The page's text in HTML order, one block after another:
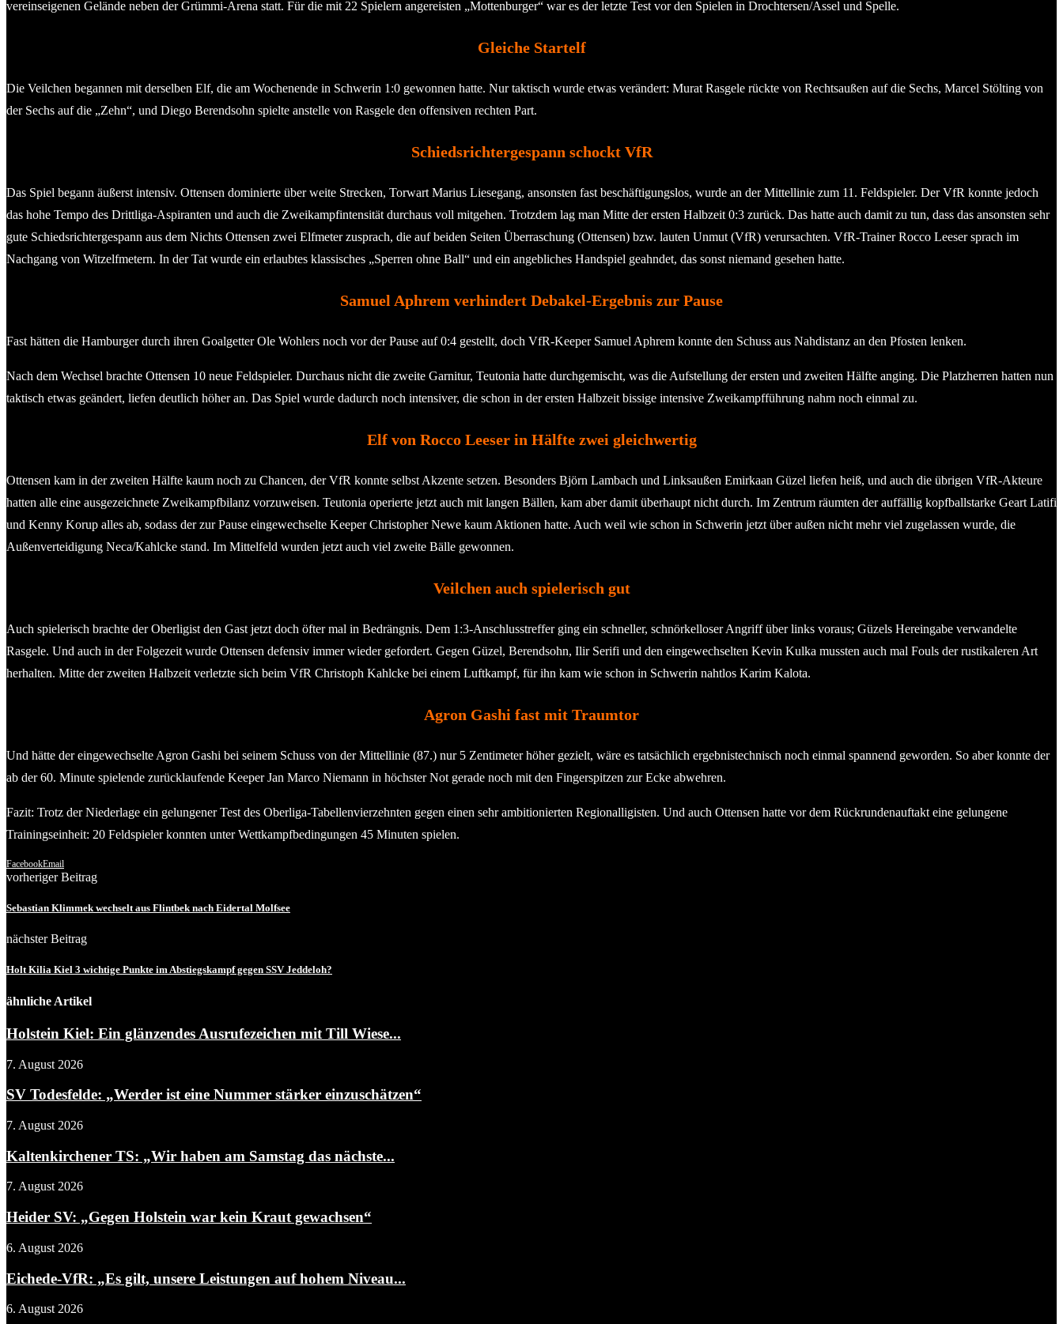
vereinseigenen Gelände neben der Grümmi-Arena statt. Für die mit 22 Spielern angereisten „Mottenburger“ war es der letzte Test vor den Spielen in Drochtersen/Assel und Spelle.
Gleiche Startelf
Die Veilchen begannen mit derselben Elf, die am Wochenende in Schwerin 1:0 gewonnen hatte. Nur taktisch wurde etwas verändert: Murat Rasgele rückte von Rechtsaußen auf die Sechs, Marcel Stölting von
der Sechs auf die „Zehn“, und Diego Berendsohn spielte anstelle von Rasgele den offensiven rechten Part.
Schiedsrichtergespann schockt VfR
Das Spiel begann äußerst intensiv. Ottensen dominierte über weite Strecken, Torwart Marius Liesegang, ansonsten fast beschäftigungslos, wurde an der Mittellinie zum 11. Feldspieler. Der VfR konnte jedoch
das hohe Tempo des Drittliga-Aspiranten und auch die Zweikampfintensität durchaus voll mitgehen. Trotzdem lag man Mitte der ersten Halbzeit 0:3 zurück. Das hatte auch damit zu tun, dass das ansonsten sehr
gute Schiedsrichtergespann aus dem Nichts Ottensen zwei Elfmeter zusprach, die auf beiden Seiten Überraschung (Ottensen) bzw. lauten Unmut (VfR) verursachten. VfR-Trainer Rocco Leeser sprach im
Nachgang von Witzelfmetern. In der Tat wurde ein erlaubtes klassisches „Sperren ohne Ball“ und ein angebliches Handspiel geahndet, das sonst niemand gesehen hatte.
Samuel Aphrem verhindert Debakel-Ergebnis zur Pause
Fast hätten die Hamburger durch ihren Goalgetter Ole Wohlers noch vor der Pause auf 0:4 gestellt, doch VfR-Keeper Samuel Aphrem konnte den Schuss aus Nahdistanz an den Pfosten lenken.
Nach dem Wechsel brachte Ottensen 10 neue Feldspieler. Durchaus nicht die zweite Garnitur, Teutonia hatte durchgemischt, was die Aufstellung der ersten und zweiten Hälfte anging. Die Platzherren hatten nun
taktisch etwas geändert, liefen deutlich höher an. Das Spiel wurde dadurch noch intensiver, die schon in der ersten Halbzeit bissige intensive Zweikampfführung nahm noch einmal zu.
Elf von Rocco Leeser in Hälfte zwei gleichwertig
Ottensen kam in der zweiten Hälfte kaum noch zu Chancen, der VfR konnte selbst Akzente setzen. Besonders Björn Lambach und Linksaußen Emirkaan Güzel liefen heiß, und auch die übrigen VfR-Akteure
hatten alle eine ausgezeichnete Zweikampfbilanz vorzuweisen. Teutonia operierte jetzt auch mit langen Bällen, kam aber damit überhaupt nicht durch. Im Zentrum räumten der auffällig kopfballstarke Geart Latifi
und Kenny Korup alles ab, sodass der zur Pause eingewechselte Keeper Christopher Newe kaum Aktionen hatte. Auch weil wie schon in Schwerin jetzt über außen nicht mehr viel zugelassen wurde, die
Außenverteidigung Neca/Kahlcke stand. Im Mittelfeld wurden jetzt auch viel zweite Bälle gewonnen.
Veilchen auch spielerisch gut
Auch spielerisch brachte der Oberligist den Gast jetzt doch öfter mal in Bedrängnis. Dem 1:3-Anschlusstreffer ging ein schneller, schnörkelloser Angriff über links voraus; Güzels Hereingabe verwandelte
Rasgele. Und auch in der Folgezeit wurde Ottensen defensiv immer wieder gefordert. Gegen Güzel, Berendsohn, Ilir Serifi und den eingewechselten Kevin Kulka mussten auch mal Fouls der rustikaleren Art
herhalten. Mitte der zweiten Halbzeit verletzte sich beim VfR Christoph Kahlcke bei einem Luftkampf, für ihn kam wie schon in Schwerin nahtlos Karim Kalota.
Agron Gashi fast mit Traumtor
Und hätte der eingewechselte Agron Gashi bei seinem Schuss von der Mittellinie (87.) nur 5 Zentimeter höher gezielt, wäre es tatsächlich ergebnistechnisch noch einmal spannend geworden. So aber konnte der
ab der 60. Minute spielende zurücklaufende Keeper Jan Marco Niemann in höchster Not gerade noch mit den Fingerspitzen zur Ecke abwehren.
Fazit: Trotz der Niederlage ein gelungener Test des Oberliga-Tabellenvierzehnten gegen einen sehr ambitionierten Regionalligisten. Und auch Ottensen hatte vor dem Rückrundenauftakt eine gelungene
Trainingseinheit: 20 Feldspieler konnten unter Wettkampfbedingungen 45 Minuten spielen.
FacebookEmail
vorheriger Beitrag
Sebastian Klimmek wechselt aus Flintbek nach Eidertal Molfsee
nächster Beitrag
Holt Kilia Kiel 3 wichtige Punkte im Abstiegskampf gegen SSV Jeddeloh?
ähnliche Artikel
Holstein Kiel: Ein glänzendes Ausrufezeichen mit Till Wiese...
7. August 2026
SV Todesfelde: „Werder ist eine Nummer stärker einzuschätzen“
7. August 2026
Kaltenkirchener TS: „Wir haben am Samstag das nächste...
7. August 2026
Heider SV: „Gegen Holstein war kein Kraut gewachsen“
6. August 2026
Eichede-VfR: „Es gilt, unsere Leistungen auf hohem Niveau...
6. August 2026